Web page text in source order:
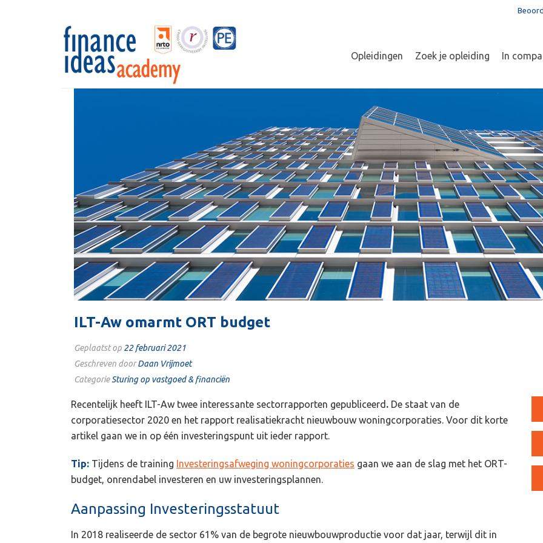
Opleidingen Zoek je opleiding In
ILT-Aw omarmt ORT budget
Geplaatst op 22 februari 2021
Geschreven doorDaan Vrijmoet
CategorieSturing op vastgoed & financiën
Recentelijk heeft ILT-Aw twee interessante sectorrapporten gepubliceerd . De staat van de
corporatiesector 2020 en het rapport realisatiekracht nieuwbouw woningcorporaties. Voor dit korte
artikel gaan we in op één investeringspunt uit ieder rapport.
Tip: Tijdens de training Investeringsafweging woningcorporaties gaan we aan de slag met het ORT-
budget, onrendabel investeren en uw investeringsplannen.
Aanpassing Investeringsstatuut
In 2018 realiseerde de sector 61% van de begrote nieuwbouwproductie voor dat jaar, terwijl dit in